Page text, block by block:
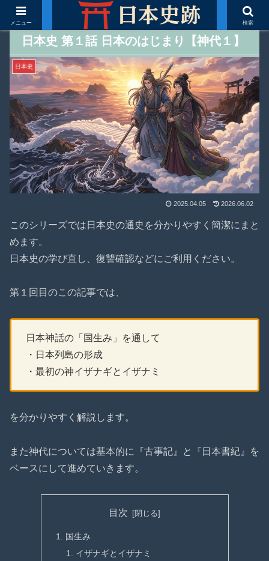
日本史 第１話 日本のはじまり【神代１】
日本史
2025.04.05 2026.06.02
このシリーズでは日本史の通史を分かりやすく簡潔にまと
めます。
日本史の学び直し、復讐確認などにご利用ください。
第１回目のこの記事では、
日本神話の「国生み」を通して
・日本列島の形成
・最初の神イザナギとイザナミ
を分かりやすく解説します。
また神代については基本的に『古事記』と『日本書紀』を
ベースにして進めていきます。
目次
国生み
イザナギとイザナミ
メニュー 検索